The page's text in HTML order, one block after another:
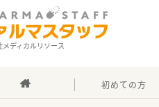
メディカルリソース
初めての方